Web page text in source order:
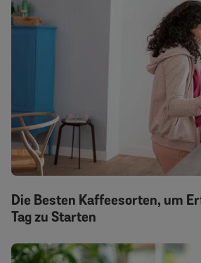
Die Besten Kaffeesorten, um
Tag zu Starten